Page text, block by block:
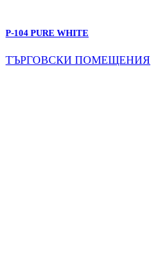
P-104 PURE WHITE
ТЪРГОВСКИ ПОМЕЩЕНИЯ